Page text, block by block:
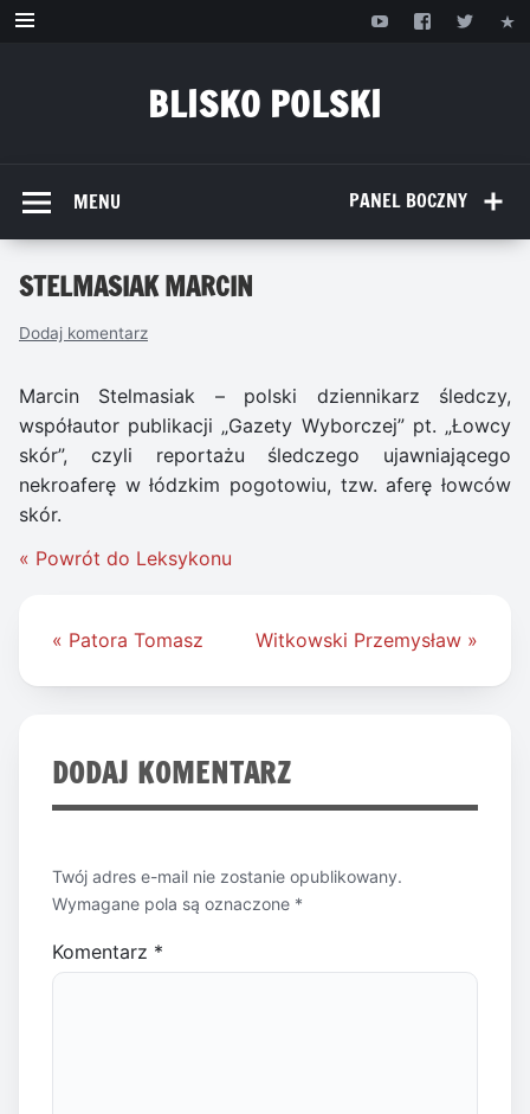
Przejdź
BLISKO POLSKI
PANEL BOCZNY
MENU
STELMASIAK MARCIN
Dodaj komentarz
Marcin Stelmasiak – polski dziennikarz śledczy,
współautor publikacji „Gazety Wyborczej” pt. „Łowcy
skór”, czyli reportażu śledczego ujawniającego
nekroaferę w łódzkim pogotowiu, tzw. aferę łowców
skór.
« Powrót do Leksykonu
Nawigacja
« Patora Tomasz Witkowski Przemysław »
DODAJ KOMENTARZ
Twój adres e-mail nie zostanie opublikowany.
Wymagane pola są oznaczone *
Komentarz *